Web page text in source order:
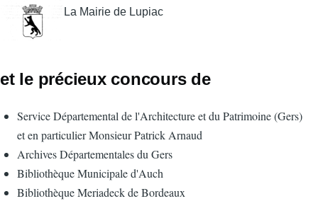
La Mairie de Lupiac
et le précieux concours de
Service Départemental de l'Architecture et du Patrimoine (Gers)
et en particulier Monsieur Patrick Arnaud
Archives Départementales du Gers
Bibliothèque Municipale d'Auch
Bibliothèque Meriadeck de Bordeaux